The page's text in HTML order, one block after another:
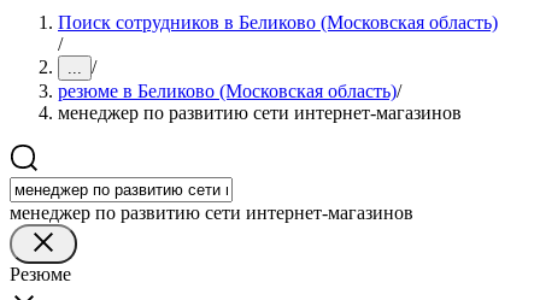
Поиск сотрудников в Беликово (Московская область)
/
... /
резюме в Беликово (Московская область)/
менеджер по развитию сети интернет-магазинов
менеджер по развитию сети интернет-магазинов
Резюме